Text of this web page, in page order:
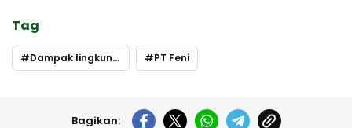
Tag
Dampak lingkungan PT Feni
Bagikan: